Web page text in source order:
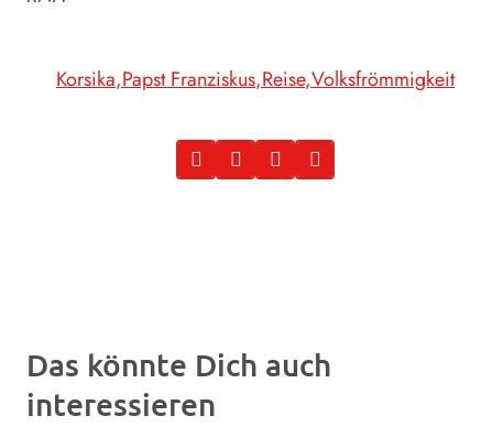
Korsika Papst Franziskus Reise Volksfrömmigkeit
Das könnte Dich auch
interessieren